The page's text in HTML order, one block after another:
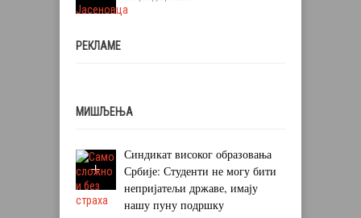
РЕКЛАМЕ
МИШЉЕЊА
Синдикат високог образовања
Србије: Студенти не могу бити
непријатељи државе, имају
нашу пуну подршку